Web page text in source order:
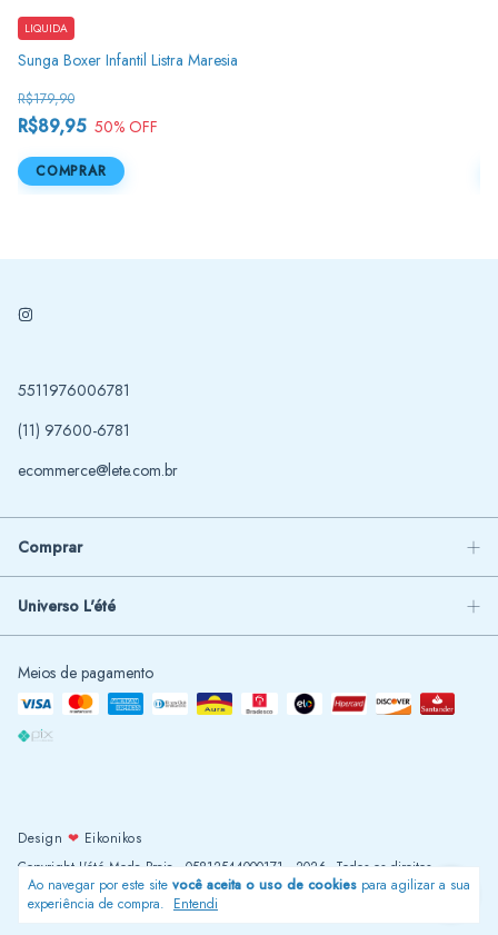
Ao navegar por este site você aceita o uso de cookies para agilizar a sua
experiência de compra. Entendi
Sunga Boxer Infantil Listra Maresia
R$89,95
R$179,90
50% OFF
LIQUIDA
COMPRAR
5511976006781
(11) 97600-6781
ecommerce@lete.com.br
Comprar
Universo L'été
Meios de pagamento
Design ❤ Eikonikos
Copyright L'été Moda Praia - 05812544000171 - 2026. Todos os direitos
reservados.